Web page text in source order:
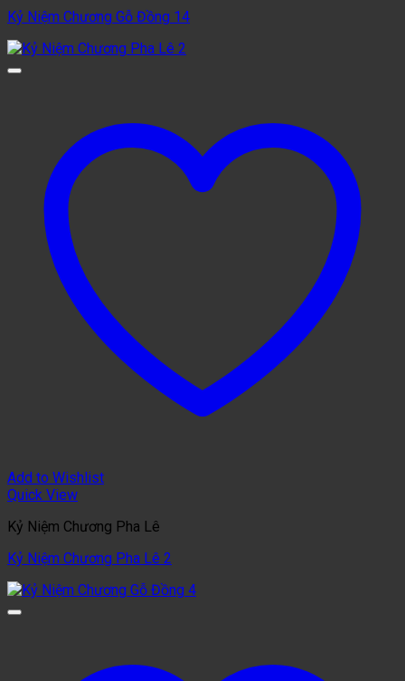
Kỷ Niệm Chương Gỗ Đồng 14
Add to Wishlist
Quick View
Kỷ Niệm Chương Pha Lê
Kỷ Niệm Chương Pha Lê 2